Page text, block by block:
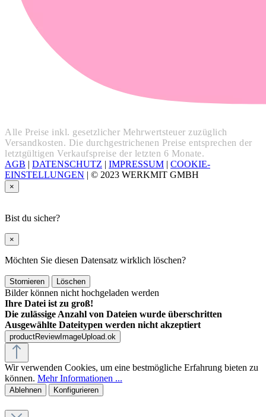
Alle Preise inkl. gesetzlicher Mehrwertsteuer zuzüglich
Versandkosten. Die durchgestrichenen Preise entsprechen der
letztgültigen Verkaufspreise der letzten 6 Monate.
AGB
DATENSCHUTZ IMPRESSUM
COOKIE-
EINSTELLUNGEN
© 2023 WERKMIT GMBH
×
Bist du sicher?
×
Möchten Sie diesen Datensatz wirklich löschen?
Stornieren Löschen
Bilder können nicht hochgeladen werden
Ihre Datei ist zu groß!
Die zulässige Anzahl von Dateien wurde überschritten
Ausgewählte Dateitypen werden nicht akzeptiert
productReviewImageUpload.ok
Wir verwenden Cookies, um eine bestmögliche Erfahrung bieten zu
können. Mehr Informationen ...
Ablehnen Konfigurieren